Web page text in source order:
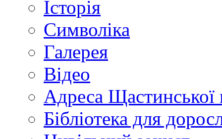
Історія
Символіка
Галерея
Відео
Адреса Щастинської
Бібліотека для